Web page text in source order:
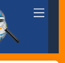
Menu